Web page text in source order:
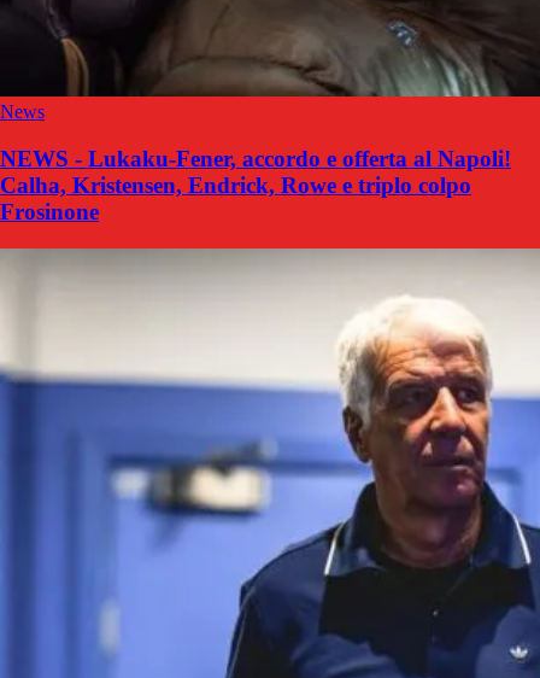
News
NEWS - Lukaku-Fener, accordo e offerta al Napoli!
Calha, Kristensen, Endrick, Rowe e triplo colpo
Frosinone